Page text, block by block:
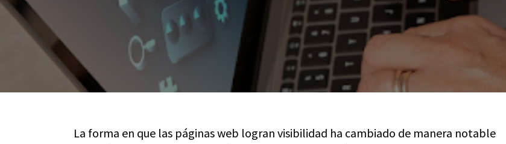
La forma en que las páginas web logran visibilidad ha cambiado de manera notable